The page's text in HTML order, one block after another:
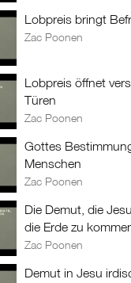
Lobpreis bringt
Zac Poonen
Lobpreis öffnet
Türen
Zac Poonen
Gottes
Menschen
Zac Poonen
Die Demut, die
die Erde zu
Zac Poonen
Demut in Jesu